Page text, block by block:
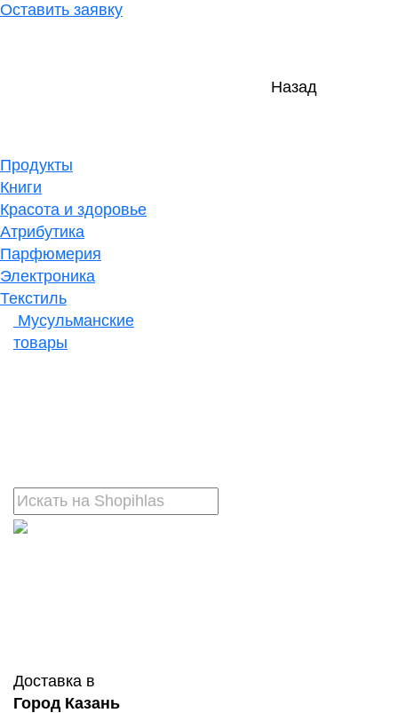
Оставить заявку
Назад
Продукты
Книги
Красота и здоровье
Атрибутика
Парфюмерия
Электроника
Текстиль
Мусульманские
товары
Доставка в
Город Казань